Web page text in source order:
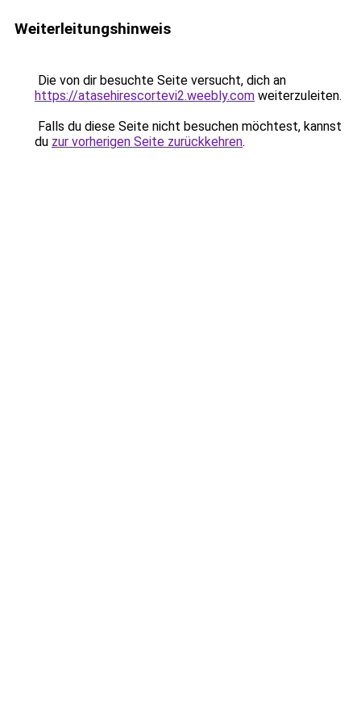
Weiterleitungshinweis
Die von dir besuchte Seite versucht, dich an
https://atasehirescortevi2.weebly.com weiterzuleiten.
Falls du diese Seite nicht besuchen möchtest, kannst
du zur vorherigen Seite zurückkehren.